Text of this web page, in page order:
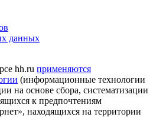
данных
hh.ru применяются
(информационные технологии
на основе сбора, систематизации
к предпочтениям
находящихся на территории